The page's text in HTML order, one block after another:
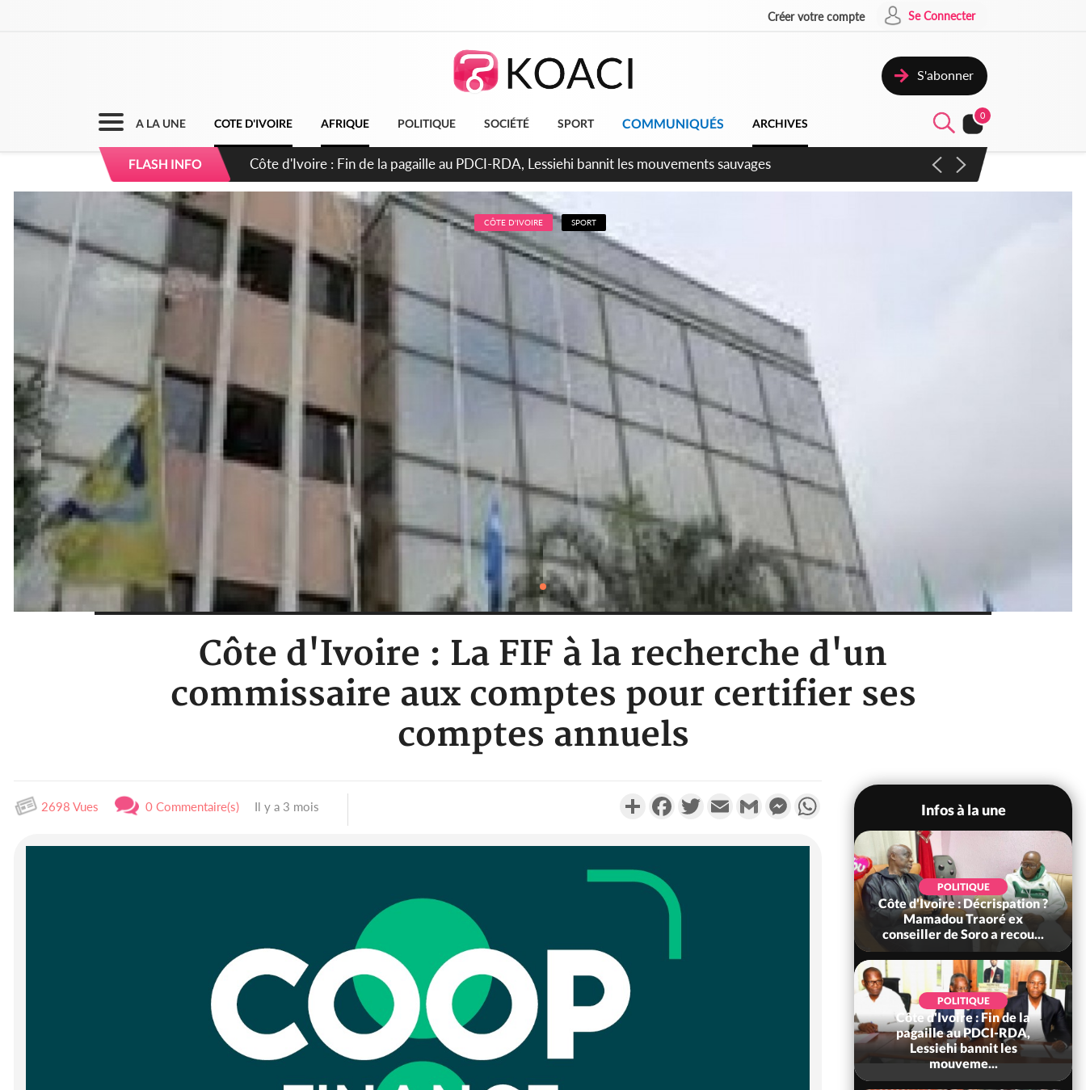
Créer votre compte Se Connecter
S'abonner
A LA UNE COTE D'IVOIRE AFRIQUE POLITIQUE SOCIÉTÉ SPORT COMMUNIQUÉS ARCHIVES
0
FLASH INFO Côte d'Ivoire : Ouattara promet des sanctions contre les déguerpissements illégaux
CÔTE D'IVOIRE SPORT
Côte d'Ivoire : La FIF à la recherche d'un
commissaire aux comptes pour certifier ses
comptes annuels
2698 Vues 0 Commentaire(s) Il y a 3 mois PartagerFacebookTwitterEmail Gmail MessengerWhatsApp
Infos à la une
Côte d'Ivoire : Ouattara
promet des sanctions contre
POLITIQUE
Côte d'Ivoire : Décrispation ?
Mamadou Traoré ex
conseiller de Soro a recou...
POLITIQUE
Côte d'Ivoire : Fin de la
pagaille au PDCI-RDA,
Lessiehi bannit les
mouveme...